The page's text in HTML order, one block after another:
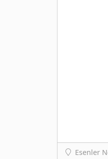
Esenler